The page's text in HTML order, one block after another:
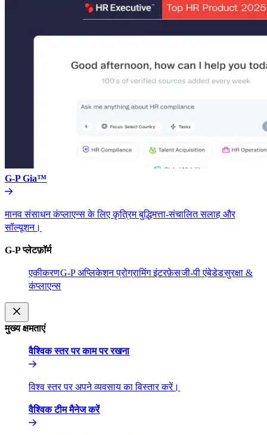
G-P Gia™​​
मानव संसाधन कंप्लाएन्स के लिए कृत्रिम बुद्धिमत्ता-संचालित सलाह और
सॉल्यूशन।​​
G-P प्लेटफ़ॉर्म​​
एकीकरण​​G-P अप्लिकेशन प्रोग्रामिंग इंटरफ़ेस​​जी-पी एंबेडेड​​सुरक्षा &
कंप्लाएन्स​​
मुख्य क्षमताएं​​
वैश्विक स्तर पर काम पर रखना​​
विश्व स्तर पर अपने व्यवसाय का विस्तार करें।​​
वैश्विक टीम मैनेज करें​​